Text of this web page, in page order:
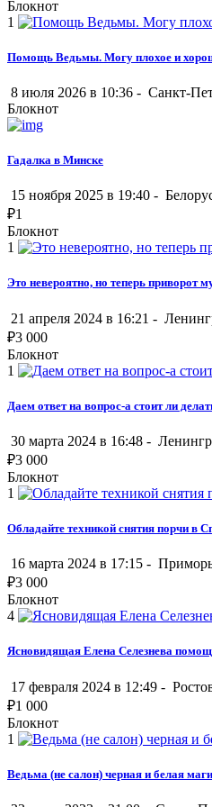
Блокнот
1
Помощь Ведьмы. Могу плохое и
8 июля 2026 в 10:36 - Санкт-
Блокнот
Гадалка в Минске
15 ноября 2025 в 19:40 -
₽1
Блокнот
1
Это невероятно, но теперь приворот
21 апреля 2024 в 16:21 -
₽3 000
Блокнот
1
Даем ответ на вопрос-а стоит ли
30 марта 2024 в 16:48 -
₽3 000
Блокнот
1
Обладайте техникой снятия порчи в
16 марта 2024 в 17:15 -
₽3 000
Блокнот
4
Ясновидящая Елена Селезнева
17 февраля 2024 в 12:49 -
₽1 000
Блокнот
1
Ведьма (не салон) черная и белая